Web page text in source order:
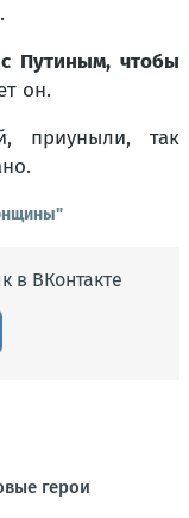
Путиным, чтобы
он.
приуныли, так
в ВКонтакте
герои